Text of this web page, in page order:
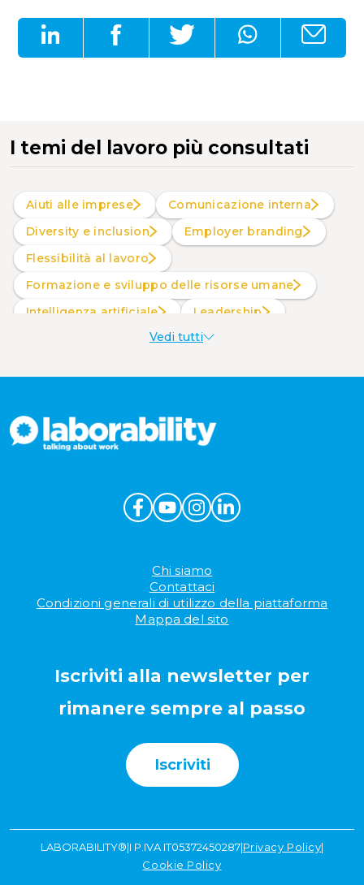
I temi del lavoro più consultati
Aiuti alle imprese
Comunicazione interna
Diversity e inclusion
Employer branding
Flessibilità al lavoro
Formazione e sviluppo delle risorse umane
intelligenza artificiale
Leadership
Produttività al lavoroVedi tutti
Chi siamo
Contattaci
Condizioni generali di utilizzo della piattaforma
Mappa del sito
Iscriviti alla newsletter per
rimanere sempre al passo
Iscriviti
LABORABILITY®|I P.IVA IT05372450287|Privacy Policy|
Cookie Policy